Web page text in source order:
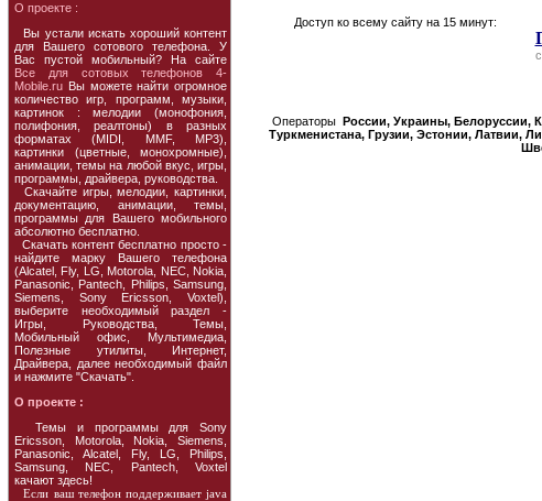
О проекте :
Вы устали искать хороший контент
для Вашего сотового телефона. У
Вас пустой мобильный? На сайте
Все для сотовых телефонов 4-
Mobile.ru Вы можете найти огромное
количество игр, программ, музыки,
картинок : мелодии (монофония,
полифония, реалтоны) в разных
форматах (MIDI, MMF, MP3),
картинки (цветные, монохромные),
анимации, темы на любой вкус, игры,
программы, драйвера, руководства.
Скачайте игры, мелодии, картинки,
документацию, анимации, темы,
программы для Вашего мобильного
абсолютно бесплатно.
Скачать контент бесплатно просто -
найдите марку Вашего телефона
(Alcatel, Fly, LG, Motorola, NEC, Nokia,
Panasonic, Pantech, Philips, Samsung,
Siemens, Sony Ericsson, Voxtel),
выберите необходимый раздел -
Игры, Руководства, Темы,
Мобильный офис, Мультимедиа,
Полезные утилиты, Интернет,
Драйвера, далее необходимый файл
и нажмите "Скачать".
О проекте :
Темы и программы для Sony
Ericsson, Motorola, Nokia, Siemens,
Panasonic, Alcatel, Fly, LG, Philips,
Samsung, NEC, Pantech, Voxtel
качают здесь!
Если ваш телефон поддерживает java
Доступ ко всему сайту на 15 минут:
Операторы России, Украины, Белорусcии,
Туркменистана, Грузии, Эстонии, Латвии,